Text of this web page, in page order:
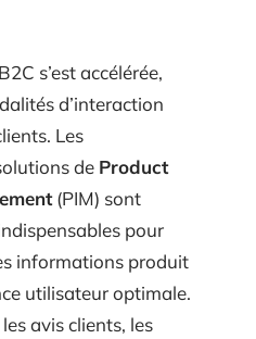
s’est accélérée,
d’interaction
Les
de Product
(PIM) sont
pour
informations produit
utilisateur optimale.
avis clients, les